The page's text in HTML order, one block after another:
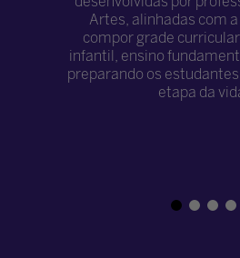
Artes, alinhadas com
compor grade
infantil, ensino
preparando os
etapa da